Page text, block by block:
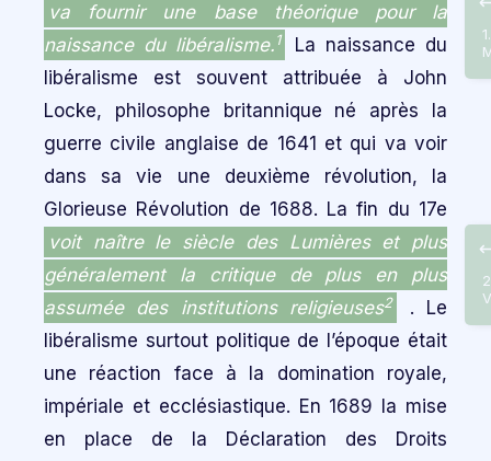
va fournir une base théorique pour la
naissance du libéralisme. 1
La naissance du
libéralisme est souvent attribuée à John
Locke, philosophe britannique né après la
guerre civile anglaise de 1641 et qui va voir
dans sa vie une deuxième révolution, la
Glorieuse Révolution de 1688. La fin du 17e
voit naître le siècle des Lumières et plus
généralement la critique de plus en plus
assumée des institutions religieuses2
. Le
libéralisme surtout politique de l’époque était
une réaction face à la domination royale,
impériale et ecclésiastique. En 1689 la mise
en place de la Déclaration des Droits